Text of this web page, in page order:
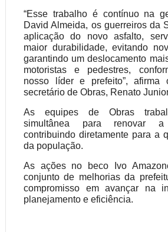
“Esse trabalho é contínuo na
David Almeida, os guerreiros da
aplicação do novo asfalto,
maior durabilidade, evitando
garantindo um deslocamento
motoristas e pedestres,
nosso líder e prefeito”, afirma
secretário de Obras, Renato
As equipes de Obras
simultânea para renovar
contribuindo diretamente para a
da população.
As ações no beco Ivo
conjunto de melhorias da
compromisso em avançar na
planejamento e eficiência.